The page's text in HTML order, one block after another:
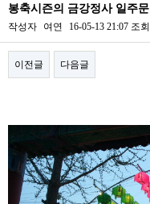
봉축시즌의 금강정사 일주문
작성자 여연 16-05-13 21:07 조회
이전글 다음글